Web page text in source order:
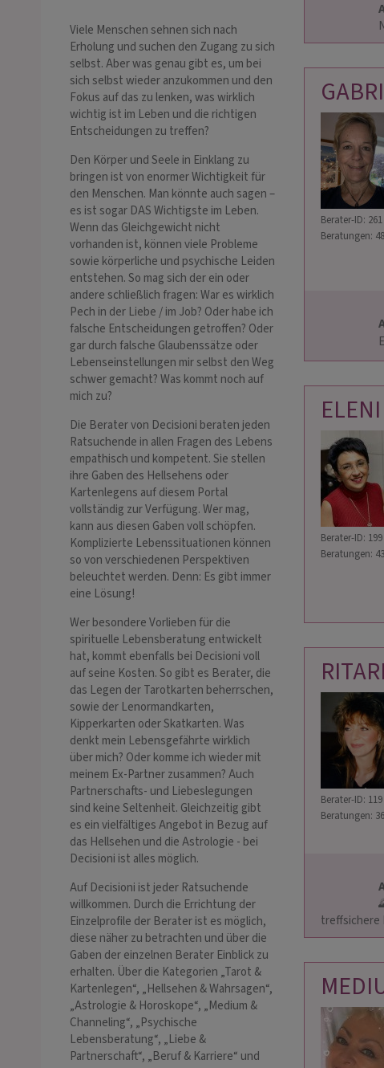
Viele Menschen sehnen sich nach
Erholung und suchen den Zugang zu sich
selbst. Aber was genau gibt es, um bei
sich selbst wieder anzukommen und den
Fokus auf das zu lenken, was wirklich
wichtig ist im Leben und die richtigen
Entscheidungen zu treffen?
Den Körper und Seele in Einklang zu
bringen ist von enormer Wichtigkeit für
den Menschen. Man könnte auch sagen –
es ist sogar DAS Wichtigste im Leben.
Wenn das Gleichgewicht nicht
vorhanden ist, können viele Probleme
sowie körperliche und psychische Leiden
entstehen. So mag sich der ein oder
andere schließlich fragen: War es wirklich
Pech in der Liebe / im Job? Oder habe ich
falsche Entscheidungen getroffen? Oder
gar durch falsche Glaubenssätze oder
Lebenseinstellungen mir selbst den Weg
schwer gemacht? Was kommt noch auf
mich zu?
Die Berater von Decisioni beraten jeden
Ratsuchende in allen Fragen des Lebens
empathisch und kompetent. Sie stellen
ihre Gaben des Hellsehens oder
Kartenlegens auf diesem Portal
vollständig zur Verfügung. Wer mag,
kann aus diesen Gaben voll schöpfen.
Komplizierte Lebenssituationen können
so von verschiedenen Perspektiven
beleuchtet werden. Denn: Es gibt immer
eine Lösung!
Wer besondere Vorlieben für die
spirituelle Lebensberatung entwickelt
hat, kommt ebenfalls bei Decisioni voll
auf seine Kosten. So gibt es Berater, die
das Legen der Tarotkarten beherrschen,
sowie der Lenormandkarten,
Kipperkarten oder Skatkarten. Was
denkt mein Lebensgefährte wirklich
über mich? Oder komme ich wieder mit
meinem Ex-Partner zusammen? Auch
Partnerschafts- und Liebeslegungen
sind keine Seltenheit. Gleichzeitig gibt
es ein vielfältiges Angebot in Bezug auf
das Hellsehen und die Astrologie - bei
Decisioni ist alles möglich.
Auf Decisioni ist jeder Ratsuchende
willkommen. Durch die Errichtung der
Einzelprofile der Berater ist es möglich,
diese näher zu betrachten und über die
Gaben der einzelnen Berater Einblick zu
erhalten. Über die Kategorien „Tarot &
Kartenlegen“, „Hellsehen & Wahrsagen“,
„Astrologie & Horoskope“, „Medium &
Channeling“, „Psychische
Lebensberatung“, „Liebe &
Partnerschaft“, „Beruf & Karriere“ und
Berater-ID: 261
Beratungen:
ELENI
Berater-ID: 199
Beratungen:
Berater-ID: 119
Beratungen: